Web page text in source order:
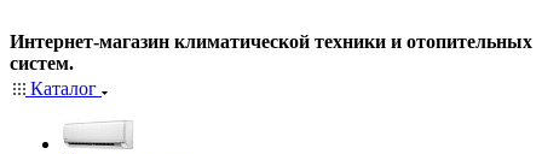
Интернет-магазин климатической техники и отопительных
систем.
Каталог